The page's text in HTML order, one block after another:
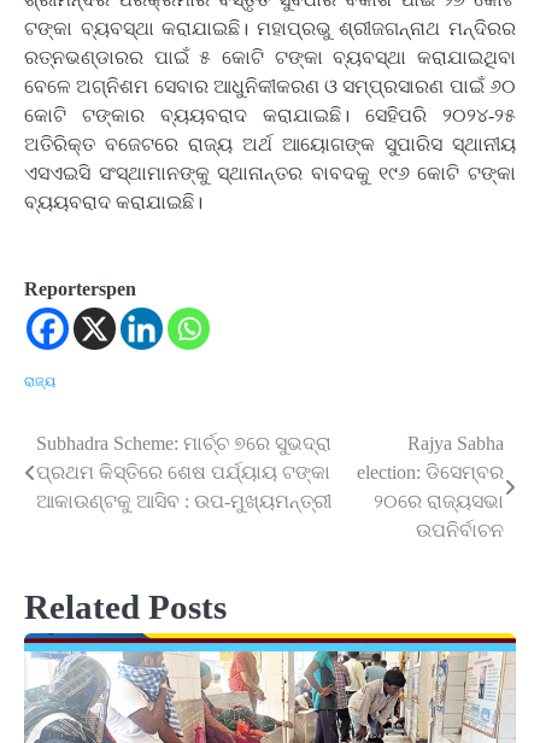
ଟଙ୍କା ବ୍ୟବସ୍ଥା କରାଯାଇଛି। ମହାପ୍ରଭୁ ଶ୍ରୀଜଗନ୍ନାଥ ମନ୍ଦିରର
ରତ୍ନଭଣ୍ଡାରର ପାଇଁ ୫ କୋଟି ଟଙ୍କା ବ୍ୟବସ୍ଥା କରାଯାଇଥିବା
ବେଳେ ଅଗ୍ନିଶମ ସେବାର ଆଧୁନିକୀକରଣ ଓ ସମ୍ପ୍ରସାରଣ ପାଇଁ ୬୦
କୋଟି ଟଙ୍କାର ବ୍ୟୟବରାଦ କରାଯାଇଛି। ସେହିପରି ୨୦୨୪-୨୫
ଅତିରିକ୍ତ ବଜେଟରେ ରାଜ୍ୟ ଅର୍ଥ ଆୟୋଗଙ୍କ ସୁପାରିସ ସ୍ଥାନୀୟ
ଏସଏଇସି ସଂସ୍ଥାମାନଙ୍କୁ ସ୍ଥାନାନ୍ତର ବାବଦକୁ ୧୯୬ କୋଟି ଟଙ୍କା
ବ୍ୟୟବରାଦ କରାଯାଇଛି।
Reporterspen
ରାଜ୍ୟ
Post
navigation
Subhadra Scheme: ମାର୍ଚ୍ଚ ୭ରେ ସୁଭଦ୍ରା
ପ୍ରଥମ କିସ୍ତିରେ ଶେଷ ପର୍ଯ୍ୟାୟ ଟଙ୍କା
ଆକାଉଣ୍ଟକୁ ଆସିବ : ଉପ-ମୁଖ୍ୟମନ୍ତ୍ରୀ
Rajya Sabha
election: ଡିସେମ୍ବର
୨୦ରେ ରାଜ୍ୟସଭା
ଉପନିର୍ବାଚନ
Related Posts